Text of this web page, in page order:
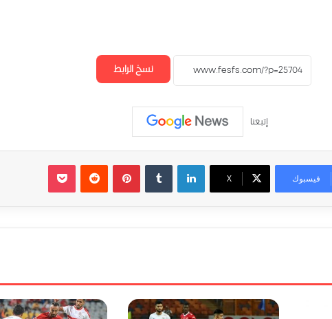
نسخ الرابط
إتبعنا
فيسبوك ‫X
لينكدإن ‏Tumblr بينتيريست ‏Reddit
‫Pocket